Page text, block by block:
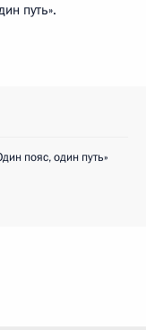
путь».
пояс, один путь»